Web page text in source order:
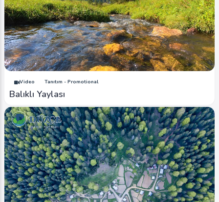
Video Tanıtım - Promotional
Balıklı Yaylası